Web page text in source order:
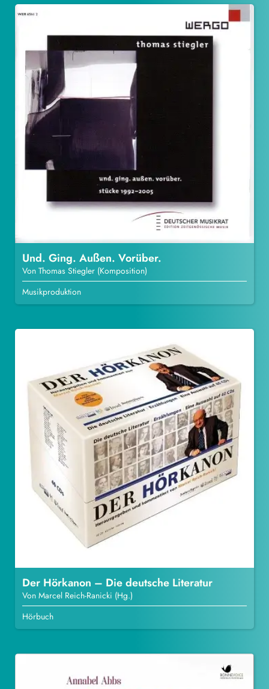
Und. Ging. Außen. Vorüber.
Von Thomas Stiegler (Komposition)
Musikproduktion
Der Hörkanon – Die deutsche Literatur
Von Marcel Reich-Ranicki (Hg.)
Hörbuch